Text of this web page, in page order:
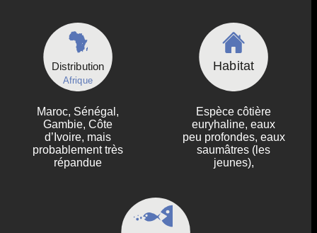
Distribution
Afrique
Maroc, Sénégal,
Gambie, Côte
d’Ivoire, mais
probablement très
répandue
Habitat
Espèce côtière
euryhaline, eaux
peu profondes, eaux
saumâtres (les
jeunes),